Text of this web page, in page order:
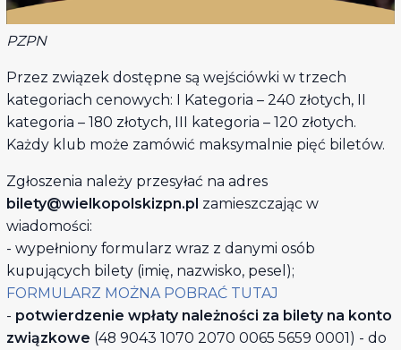
PZPN
Przez związek dostępne są wejściówki w trzech
kategoriach cenowych: I Kategoria – 240 złotych, II
kategoria – 180 złotych, III kategoria – 120 złotych.
Każdy klub może zamówić maksymalnie pięć biletów.
Zgłoszenia należy przesyłać na adres
bilety@wielkopolskizpn.pl zamieszczając w
wiadomości:
- wypełniony formularz wraz z danymi osób
kupujących bilety (imię, nazwisko, pesel);
FORMULARZ MOŻNA POBRAĆ TUTAJ
- potwierdzenie wpłaty należności za bilety na konto
związkowe (48 9043 1070 2070 0065 5659 0001) - do